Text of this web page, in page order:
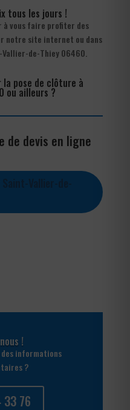
tous les jours !
à vous faire profiter des
notre site internet ou dans
de-Thiey 06460.
la pose de clôture à
ou ailleurs ?
de devis en ligne
!
informations
?
76